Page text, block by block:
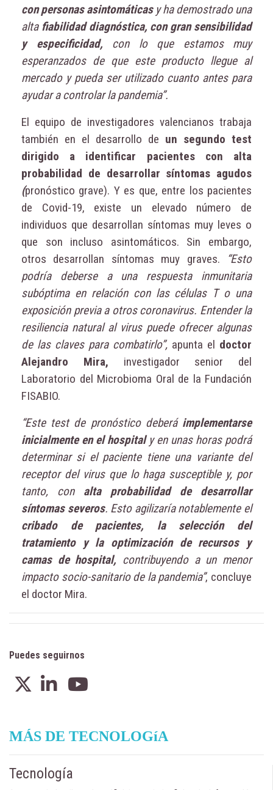
con personas asintomáticasy ha demostrado una
alta fiabilidad diagnóstica, con gran sensibilidad
y especificidad, con lo que estamos muy
esperanzados de que este producto llegue al
mercado y pueda ser utilizado cuanto antes para
ayudar a controlar la pandemia”.
El equipo de investigadores valencianos trabaja
también en el desarrollo de un segundo test
dirigido a identificar pacientes con alta
probabilidad de desarrollar síntomas agudos
(pronóstico grave). Y es que, entre los pacientes
de Covid-19, existe un elevado número de
individuos que desarrollan síntomas muy leves o
que son incluso asintomáticos. Sin embargo,
otros desarrollan síntomas muy graves.
“Esto
podría deberse a una respuesta inmunitaria
subóptima en relación con las células T o una
exposición previa a otros coronavirus. Entender la
resiliencia natural al virus puede ofrecer algunas
de las claves para combatirlo”, apunta el doctor
Alejandro Mira, investigador senior del
Laboratorio del Microbioma Oral de la Fundación
FISABIO.
“Este test de pronóstico deberá implementarse
inicialmente en el hospitaly en unas horas podrá
determinar si el paciente tiene una variante del
receptor del virus que lo haga susceptible y, por
tanto, con alta probabilidad de desarrollar
síntomas severos. Esto agilizaría notablemente el
cribado de pacientes, la selección del
tratamiento y la optimización de recursos y
camas de hospital, contribuyendo a un menor
impacto socio-sanitario de la pandemia”, concluye
el doctor Mira.
Puedes seguirnos
MÁS DE TECNOLOGíA
Tecnología